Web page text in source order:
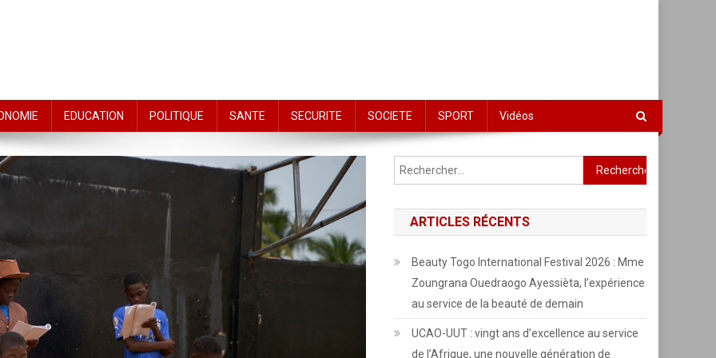
EDUCATION POLITIQUE SANTE SECURITE SOCIETE SPORT Vidéos
Rechercher :
ARTICLES RÉCENTS
Beauty Togo International Festival 2026 : Mme
Zoungrana Ouedraogo Ayessièta, l’expérience
au service de la beauté de demain
UCAO-UUT : vingt ans d’excellence au service
de l’Afrique, une nouvelle génération de